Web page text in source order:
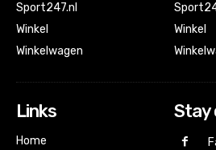
Sport247.nl
Winkel
Winkelwagen
Winkel
Links
Home
Stay